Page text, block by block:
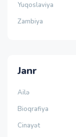
Yuqoslaviya
Zambiya
Janr
Ailə
Bioqrafiya
Cinayət